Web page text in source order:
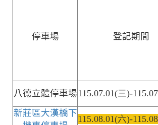
停車場 登記期間
八德立體停車場115.07.01(三)-
新莊區大漢橋下
115.08.01(六)-